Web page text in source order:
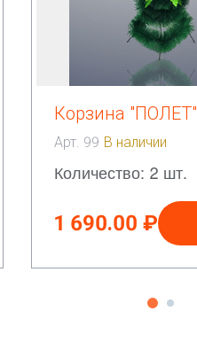
Корзина "ПОЛЕТ"
Арт. 99 В наличии
Количество: 2 шт.
1 690.00 ₽